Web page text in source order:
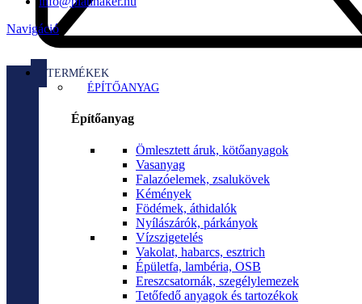
Navigáció
TERMÉKEK
ÉPÍTŐANYAG
Építőanyag
Ömlesztett áruk, kötőanyagok
Vasanyag
Falazóelemek, zsalukövek
Kémények
Födémek, áthidalók
Nyílászárók, párkányok
Vízszigetelés
Vakolat, habarcs, esztrich
Épületfa, lambéria, OSB
Ereszcsatornák, szegélylemezek
Tetőfedő anyagok és tartozékok